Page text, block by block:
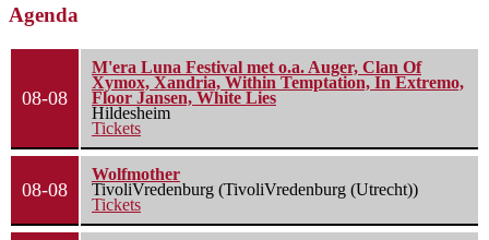
Agenda
08-08
M'era Luna Festival met o.a. Auger, Clan Of
Xymox, Xandria, Within Temptation, In Extremo,
Floor Jansen, White Lies
Hildesheim
Tickets
08-08
Wolfmother
TivoliVredenburg (TivoliVredenburg (Utrecht))
Tickets